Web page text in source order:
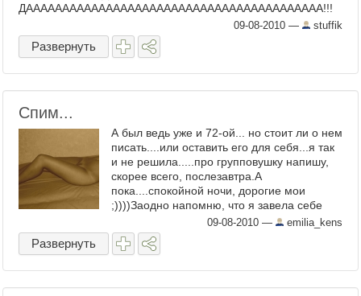
ДААААААААААААААААААААААААААААААААААААААААА!!!
09-08-2010 — stuffik
Развернуть
Спим...
А был ведь уже и 72-ой... но стоит ли о нем
писать....или оставить его для себя...я так
и не решила.....про групповушку напишу,
скорее всего, послезавтра.А
пока....спокойной ночи, дорогие мои
;))))Заодно напомню, что я завела себе
твиттер. разбираюсь пока что ...
09-08-2010 — emilia_kens
Развернуть